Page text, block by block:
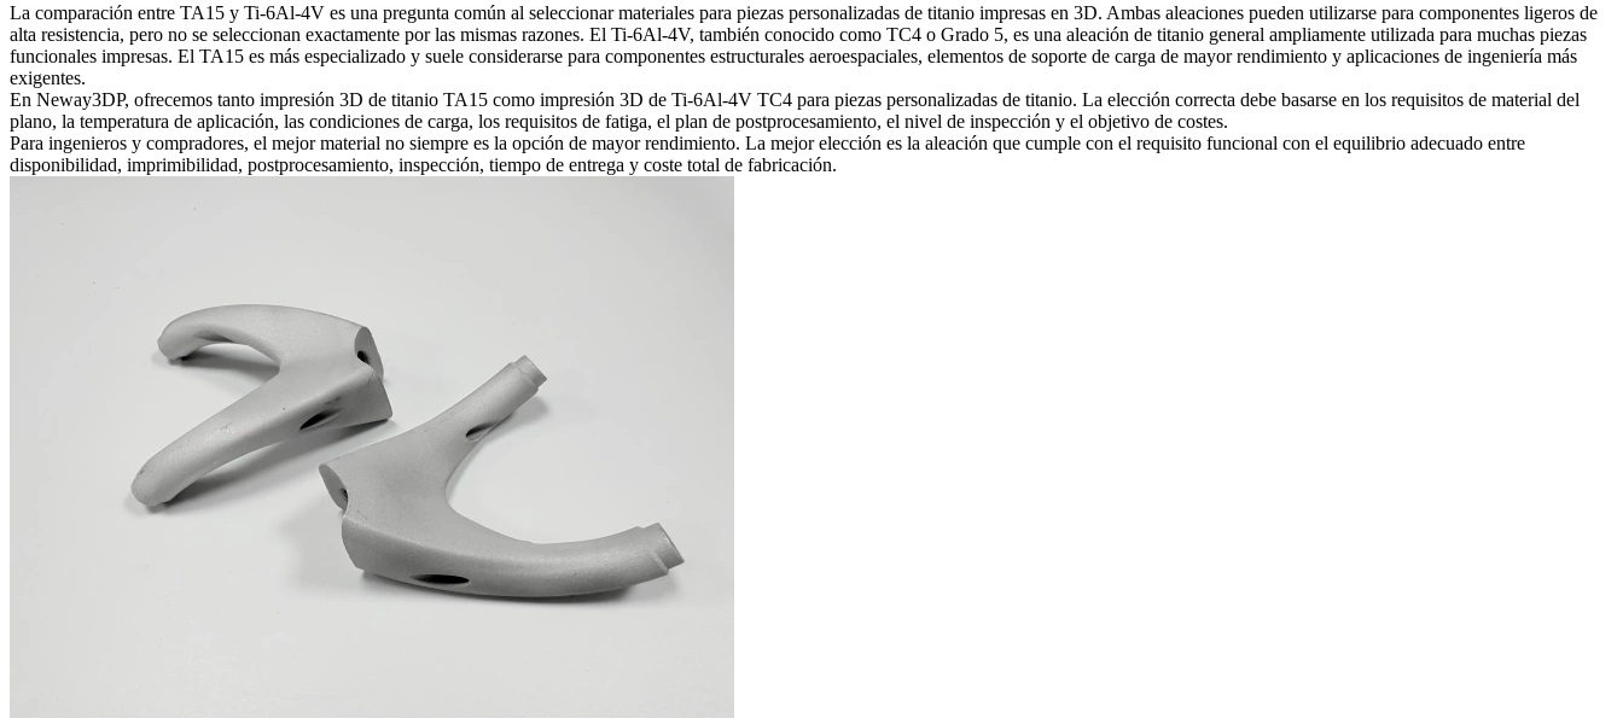
La comparación entre TA15 y Ti-6Al-4V es una pregunta común al seleccionar materiales para piezas personalizadas de titanio impresas en 3D. Ambas aleaciones pueden utilizarse para componentes ligeros de
alta resistencia, pero no se seleccionan exactamente por las mismas razones. El Ti-6Al-4V, también conocido como TC4 o Grado 5, es una aleación de titanio general ampliamente utilizada para muchas piezas
funcionales impresas. El TA15 es más especializado y suele considerarse para componentes estructurales aeroespaciales, elementos de soporte de carga de mayor rendimiento y aplicaciones de ingeniería más
exigentes.
En Neway3DP, ofrecemos tanto impresión 3D de titanio TA15 como impresión 3D de Ti-6Al-4V TC4 para piezas personalizadas de titanio. La elección correcta debe basarse en los requisitos de material del
plano, la temperatura de aplicación, las condiciones de carga, los requisitos de fatiga, el plan de postprocesamiento, el nivel de inspección y el objetivo de costes.
Para ingenieros y compradores, el mejor material no siempre es la opción de mayor rendimiento. La mejor elección es la aleación que cumple con el requisito funcional con el equilibrio adecuado entre
disponibilidad, imprimibilidad, postprocesamiento, inspección, tiempo de entrega y coste total de fabricación.